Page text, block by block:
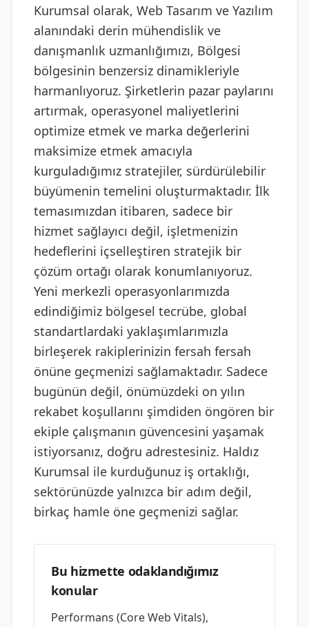
Kurumsal olarak, Web Tasarım ve Yazılım
alanındaki derin mühendislik ve
danışmanlık uzmanlığımızı, Bölgesi
bölgesinin benzersiz dinamikleriyle
harmanlıyoruz. Şirketlerin pazar paylarını
artırmak, operasyonel maliyetlerini
optimize etmek ve marka değerlerini
maksimize etmek amacıyla
kurguladığımız stratejiler, sürdürülebilir
büyümenin temelini oluşturmaktadır. İlk
temasımızdan itibaren, sadece bir
hizmet sağlayıcı değil, işletmenizin
hedeflerini içselleştiren stratejik bir
çözüm ortağı olarak konumlanıyoruz.
Yeni merkezli operasyonlarımızda
edindiğimiz bölgesel tecrübe, global
standartlardaki yaklaşımlarımızla
birleşerek rakiplerinizin fersah fersah
önüne geçmenizi sağlamaktadır. Sadece
bugünün değil, önümüzdeki on yılın
rekabet koşullarını şimdiden öngören bir
ekiple çalışmanın güvencesini yaşamak
istiyorsanız, doğru adrestesiniz. Haldız
Kurumsal ile kurduğunuz iş ortaklığı,
sektörünüzde yalnızca bir adım değil,
birkaç hamle öne geçmenizi sağlar.
Bu hizmette odaklandığımız
konular
Performans (Core Web Vitals),